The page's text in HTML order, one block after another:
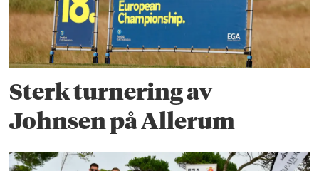
Sterk turnering av
Johnsen på Allerum